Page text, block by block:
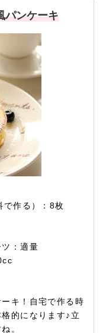
パンケーキ
で作る）：8枚
ツ：適量
キ！自宅で作る時
的になります♪立
。